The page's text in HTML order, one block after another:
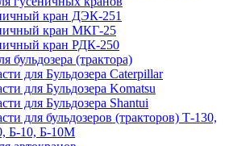
кран ДЭК-251
кран МКГ-25
кран РДК-250
бульдозера (трактора)
для Бульдозера Caterpillar
для Бульдозера Komatsu
для Бульдозера Shantui
для бульдозеров (тракторов) Т-130,
Б-10, Б-10М